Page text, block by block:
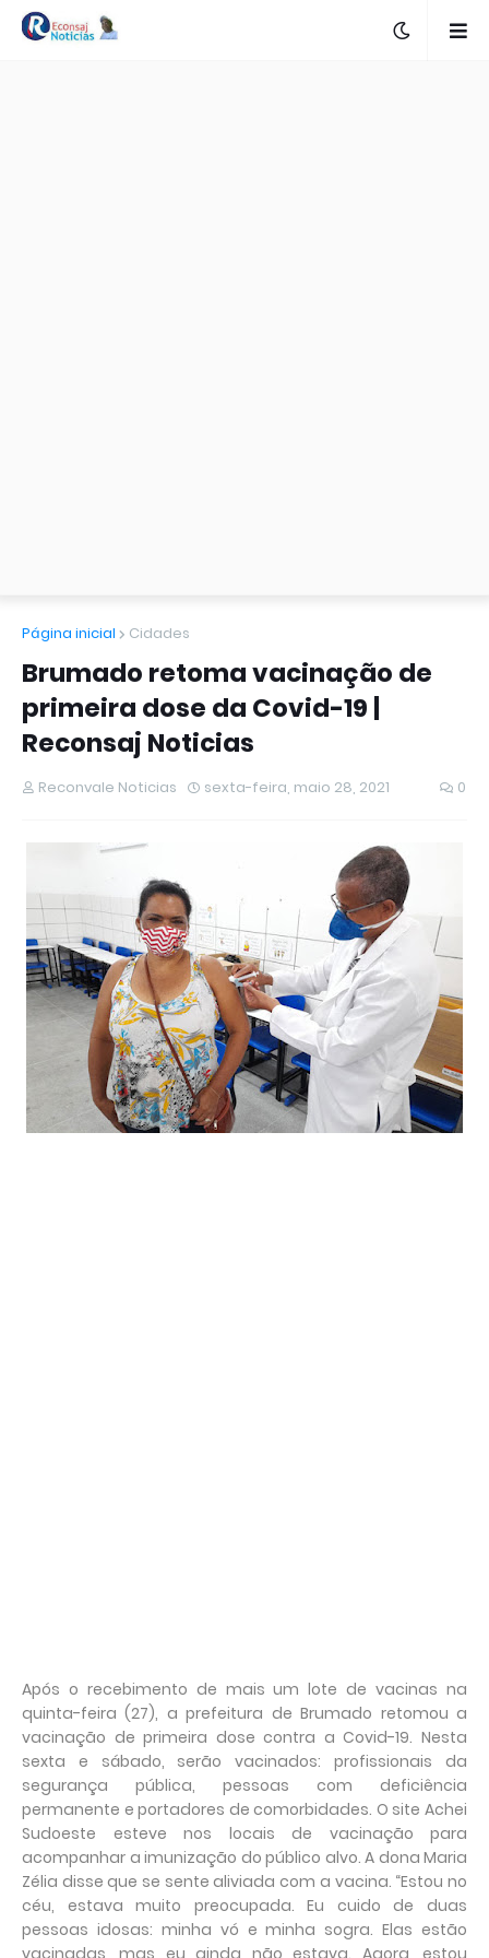
Página inicial Cidades
Brumado retoma vacinação de
primeira dose da Covid-19 |
Reconsaj Noticias
Reconvale Noticias sexta-feira, maio 28, 2021 0
Após o recebimento de mais um lote de vacinas na
quinta-feira (27), a prefeitura de Brumado retomou a
vacinação de primeira dose contra a Covid-19. Nesta
sexta e sábado, serão vacinados: profissionais da
segurança pública, pessoas com deficiência
permanente e portadores de comorbidades. O site Achei
Sudoeste esteve nos locais de vacinação para
acompanhar a imunização do público alvo. A dona Maria
Zélia disse que se sente aliviada com a vacina. “Estou no
céu, estava muito preocupada. Eu cuido de duas
pessoas idosas: minha vó e minha sogra. Elas estão
vacinadas, mas eu ainda não estava. Agora, estou